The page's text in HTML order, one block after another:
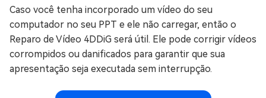
Caso você tenha incorporado um vídeo do seu
computador no seu PPT e ele não carregar, então o
Reparo de Vídeo 4DDiG será útil. Ele pode corrigir vídeos
corrompidos ou danificados para garantir que sua
apresentação seja executada sem interrupção.